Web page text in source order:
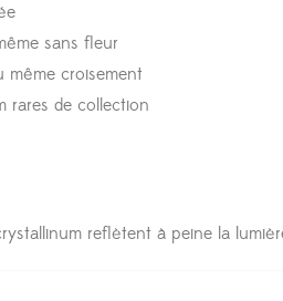
sans fleur
même croisement
rares de collection
reflètent à peine la